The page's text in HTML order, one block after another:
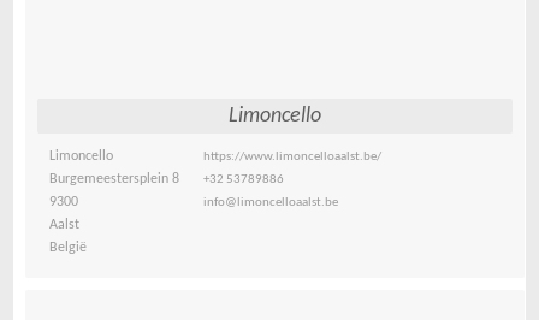
Limoncello
Limoncello
Burgemeestersplein 8
9300
Aalst
België
https://www.limoncelloaalst.be/
+32 53789886
info@limoncelloaalst.be